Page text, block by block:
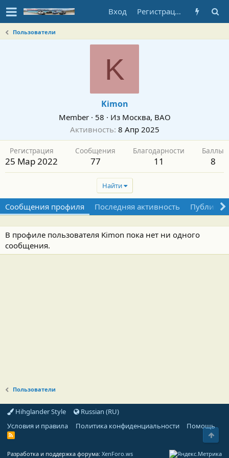
Вход Регистрация
Пользователи
K
Kimon
Member · 58 · Из Москва, ВАО
Активность 8 Апр 2025
Регистрация
25 Мар 2022
Сообщения
77
Благодарности
11
Баллы
8
Найти
Сообщения профиля Последняя активность
В профиле пользователя Kimon пока нет ни одного
сообщения.
Пользователи
Hihglander Style
Russian (RU)
Условия и правила
Политика конфиденциальности Помощь
R
Разработка и поддержка форума: XenForo.ws